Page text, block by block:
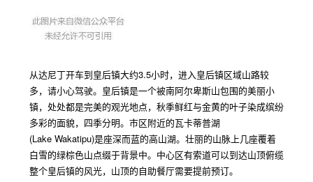
从达尼丁开车到皇后镇大约3.5小时，进入皇后镇区域山路较
多，请小心驾驶。皇后镇是一个被南阿尔卑斯山包围的美丽小
镇，处处都是完美的观光地点，秋季鲜红与金黄的叶子染成缤纷
多彩的面貌，四季分明。市区附近的瓦卡蒂普湖
(Lake Wakatipu)是座深而蓝的高山湖。壮丽的山脉上几座覆着
白雪的绿棕色山点缀于背景中。中心区有索道可以到达山顶俯缆
整个皇后镇的风光，山顶的自助餐厅需要提前预订。